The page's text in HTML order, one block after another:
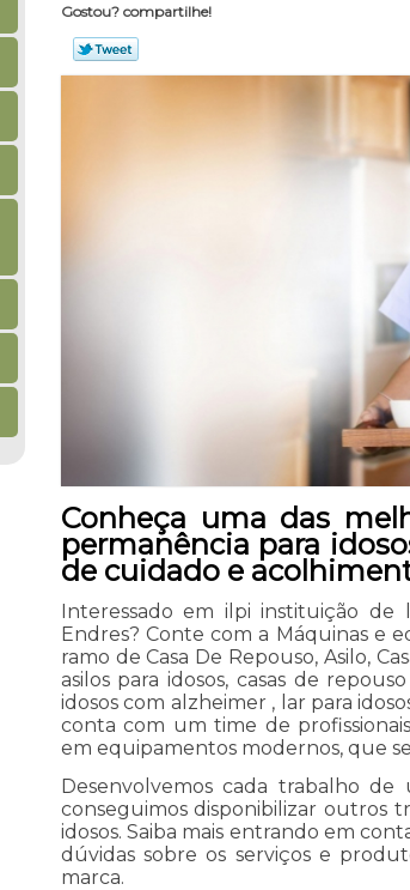
Gostou? compartilhe!
Conheça uma das
permanência para
de cuidado e
Interessado em ilpi instituição de
Endres? Conte com a Máquinas e
ramo de Casa De Repouso, Asilo,
asilos para idosos, casas de
idosos com alzheimer , lar para
conta com um time de
em equipamentos modernos, que
Desenvolvemos cada trabalho de
conseguimos disponibilizar outros
idosos. Saiba mais entrando em
dúvidas sobre os serviços e
marca.